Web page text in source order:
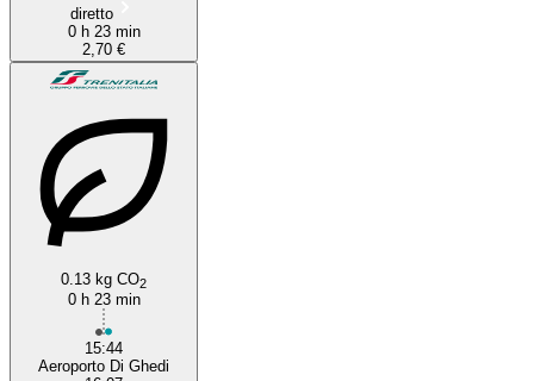
diretto
0 h 23 min
2,70 €
0.13 kg CO2
0 h 23 min
15:44
Aeroporto Di Ghedi